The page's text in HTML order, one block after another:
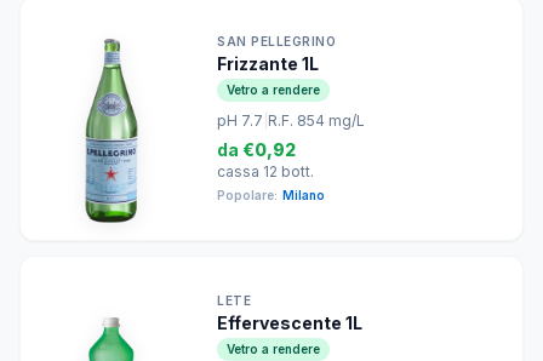
SAN PELLEGRINO
Frizzante 1L
Vetro a rendere
pH 7.7 R.F. 854 mg/L
da €0,92
cassa 12 bott.
Popolare: Milano
LETE
Effervescente 1L
Vetro a rendere